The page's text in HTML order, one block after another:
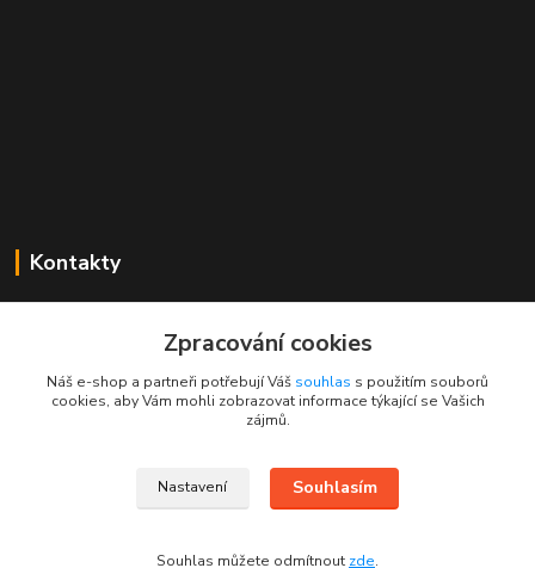
Kontakty
+420 725 613 837
info@rajklubicek.cz
Zpracování cookies
Náš e-shop a partneři potřebují Váš souhlas s použitím souborů
cookies, aby Vám mohli zobrazovat informace týkající se Vašich
zájmů.
Nastavení Souhlasím
Souhlas můžete odmítnout zde.